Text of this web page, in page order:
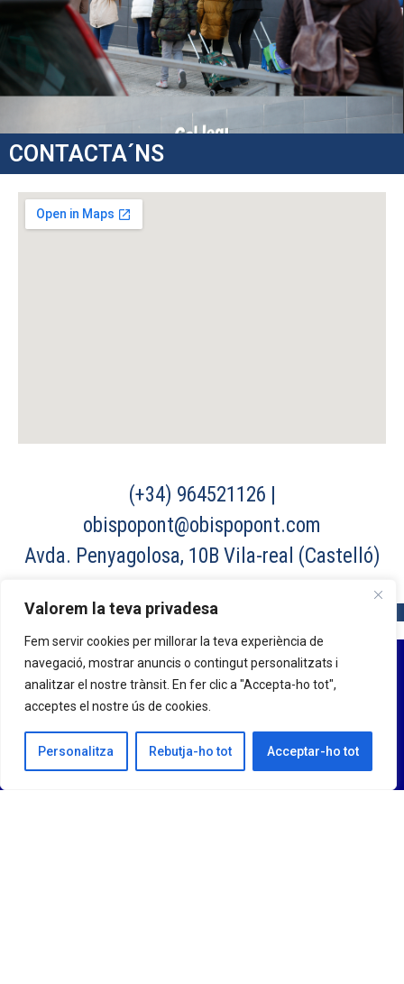
Valorem la teva privadesa
Fem servir cookies per millorar la teva experiència de
navegació, mostrar anuncis o contingut personalitzats i
analitzar el nostre trànsit. En fer clic a "Accepta-ho tot",
acceptes el nostre ús de cookies.
Personalitza Rebutja-ho tot Acceptar-ho tot
CONTACTA´NS
(+34) 964521126 |
obispopont@obispopont.com
Avda. Penyagolosa, 10B Vila-real (Castelló)